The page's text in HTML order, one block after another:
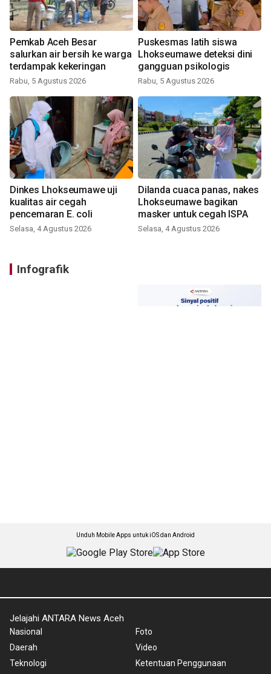
Pemkab Aceh Besar
salurkan air bersih ke warga
terdampak kekeringan
Rabu, 5 Agustus 2026
Puskesmas latih siswa
Lhokseumawe deteksi dini
gangguan psikologis
Rabu, 5 Agustus 2026
Dinkes Lhokseumawe uji
kualitas air cegah
pencemaran E. coli
Selasa, 4 Agustus 2026
Dilanda cuaca panas, nakes
Lhokseumawe bagikan
masker untuk cegah ISPA
Selasa, 4 Agustus 2026
Infografik
Unduh Mobile Apps untuk iOS dan Android
Jelajahi ANTARA News Aceh
Nasional
Daerah
Teknologi
Foto
Video
Ketentuan Penggunaan